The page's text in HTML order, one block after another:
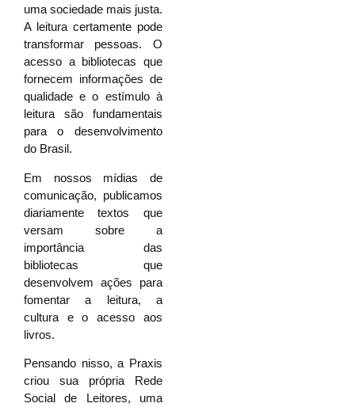
uma sociedade mais justa.
A leitura certamente pode
transformar pessoas. O
acesso a bibliotecas que
fornecem informações de
qualidade e o estímulo à
leitura são fundamentais
para o desenvolvimento
do Brasil.
Em nossos mídias de
comunicação, publicamos
diariamente textos que
versam sobre a
importância das
bibliotecas que
desenvolvem ações para
fomentar a leitura, a
cultura e o acesso aos
livros.
Pensando nisso, a Praxis
criou sua própria Rede
Social de Leitores, uma